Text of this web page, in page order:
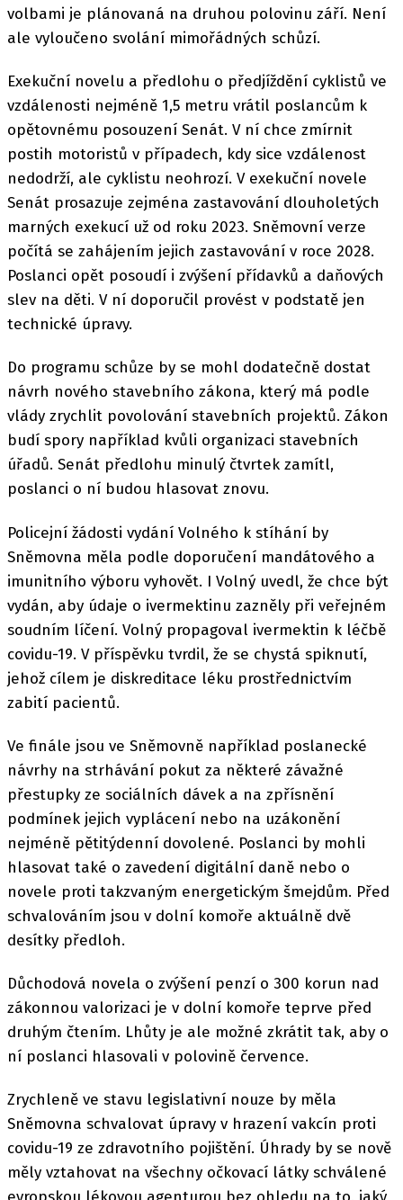
volbami je plánovaná na druhou polovinu září. Není
ale vyloučeno svolání mimořádných schůzí.
Exekuční novelu a předlohu o předjíždění cyklistů ve
vzdálenosti nejméně 1,5 metru vrátil poslancům k
opětovnému posouzení Senát. V ní chce zmírnit
postih motoristů v případech, kdy sice vzdálenost
nedodrží, ale cyklistu neohrozí. V exekuční novele
Senát prosazuje zejména zastavování dlouholetých
marných exekucí už od roku 2023. Sněmovní verze
počítá se zahájením jejich zastavování v roce 2028.
Poslanci opět posoudí i zvýšení přídavků a daňových
slev na děti. V ní doporučil provést v podstatě jen
technické úpravy.
Do programu schůze by se mohl dodatečně dostat
návrh nového stavebního zákona, který má podle
vlády zrychlit povolování stavebních projektů. Zákon
budí spory například kvůli organizaci stavebních
úřadů. Senát předlohu minulý čtvrtek zamítl,
poslanci o ní budou hlasovat znovu.
Policejní žádosti vydání Volného k stíhání by
Sněmovna měla podle doporučení mandátového a
imunitního výboru vyhovět. I Volný uvedl, že chce být
vydán, aby údaje o ivermektinu zazněly při veřejném
soudním líčení. Volný propagoval ivermektin k léčbě
covidu-19. V příspěvku tvrdil, že se chystá spiknutí,
jehož cílem je diskreditace léku prostřednictvím
zabití pacientů.
Ve finále jsou ve Sněmovně například poslanecké
návrhy na strhávání pokut za některé závažné
přestupky ze sociálních dávek a na zpřísnění
podmínek jejich vyplácení nebo na uzákonění
nejméně pětitýdenní dovolené. Poslanci by mohli
hlasovat také o zavedení digitální daně nebo o
novele proti takzvaným energetickým šmejdům. Před
schvalováním jsou v dolní komoře aktuálně dvě
desítky předloh.
Důchodová novela o zvýšení penzí o 300 korun nad
zákonnou valorizaci je v dolní komoře teprve před
druhým čtením. Lhůty je ale možné zkrátit tak, aby o
ní poslanci hlasovali v polovině července.
Zrychleně ve stavu legislativní nouze by měla
Sněmovna schvalovat úpravy v hrazení vakcín proti
covidu-19 ze zdravotního pojištění. Úhrady by se nově
měly vztahovat na všechny očkovací látky schválené